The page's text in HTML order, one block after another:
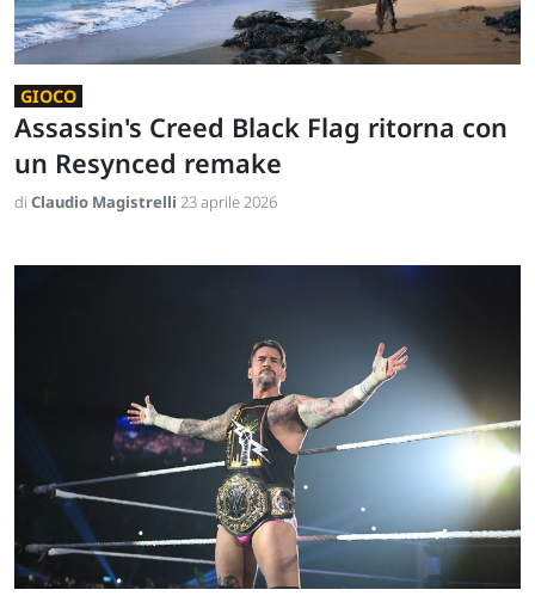
GIOCO
Assassin's Creed Black Flag ritorna con
un Resynced remake
di Claudio Magistrelli 23 aprile 2026